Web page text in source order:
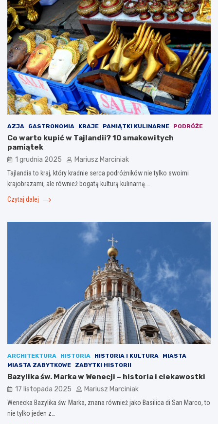
AZJA GASTRONOMIA KRAJE PAMIĄTKI KULINARNE PODRÓŻE
Co warto kupić w Tajlandii? 10 smakowitych
pamiątek
1 grudnia 2025 Mariusz Marciniak
Tajlandia to kraj, który kradnie serca podróżników nie tylko swoimi
krajobrazami, ale również bogatą kulturą kulinarną.…
Czytaj dalej
ARCHITEKTURA HISTORIA HISTORIA I KULTURA
MIASTA
MIASTA ZABYTKOWE
ZABYTKI HISTORII
Bazylika św. Marka w Wenecji – historia i ciekawostki
17 listopada 2025 Mariusz Marciniak
Wenecka Bazylika św. Marka, znana również jako Basilica di San Marco, to
nie tylko jeden z…